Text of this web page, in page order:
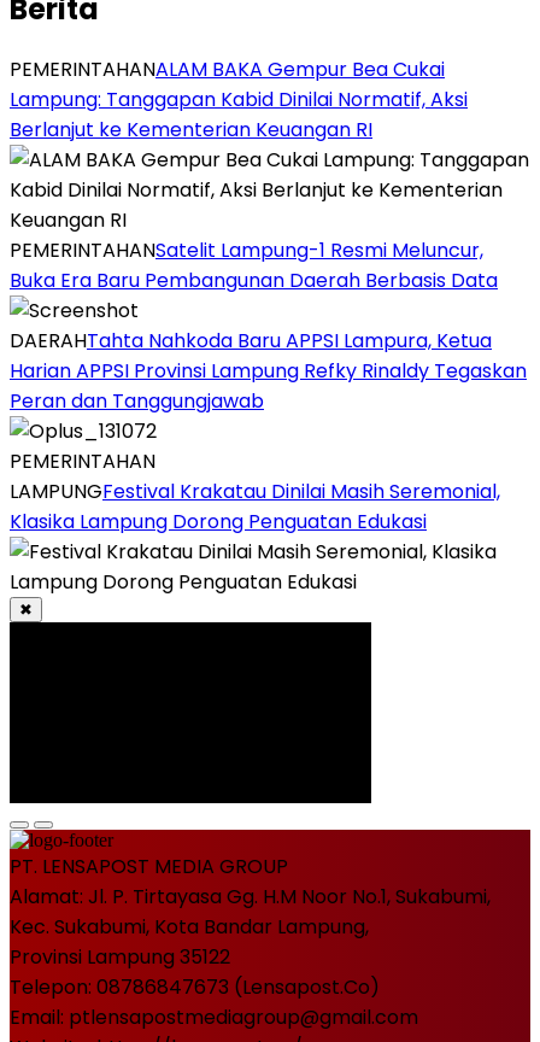
Berita
PEMERINTAHANALAM BAKA Gempur Bea Cukai
Lampung: Tanggapan Kabid Dinilai Normatif, Aksi
Berlanjut ke Kementerian Keuangan RI
PEMERINTAHANSatelit Lampung-1 Resmi Meluncur,
Buka Era Baru Pembangunan Daerah Berbasis Data
DAERAHTahta Nahkoda Baru APPSI Lampura, Ketua
Harian APPSI Provinsi Lampung Refky Rinaldy Tegaskan
Peran dan Tanggungjawab
PEMERINTAHAN
LAMPUNGFestival Krakatau Dinilai Masih Seremonial,
Klasika Lampung Dorong Penguatan Edukasi
✖
PT. LENSAPOST MEDIA GROUP
Alamat: Jl. P. Tirtayasa Gg. H.M Noor No.1, Sukabumi,
Kec. Sukabumi, Kota Bandar Lampung,
Provinsi Lampung 35122
Telepon: 08786847673 (Lensapost.Co)
Email: ptlensapostmediagroup@gmail.com